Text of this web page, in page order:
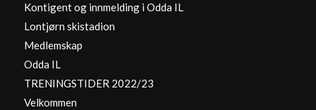
Kontigent og innmelding i Odda IL
Lontjørn skistadion
Medlemskap
Odda IL
TRENINGSTIDER 2022/23
Velkommen